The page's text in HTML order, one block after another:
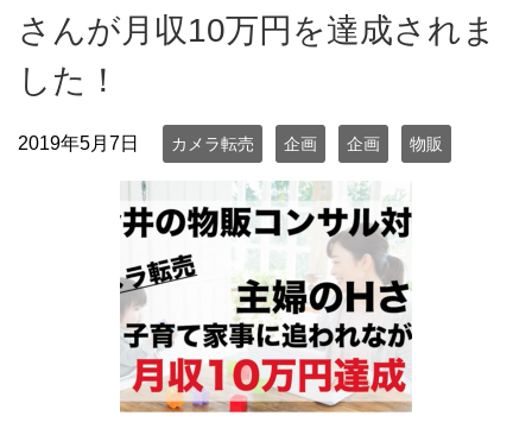
さんが月収10万円を達成されま
した！
2019年5月7日 カメラ転売 企画 企画 物販